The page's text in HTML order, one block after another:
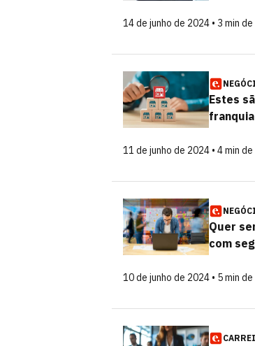
14 de junho de 2024 • 3 min
Estes
franquia
11 de junho de 2024 • 4 min
Quer
com
10 de junho de 2024 • 5 min